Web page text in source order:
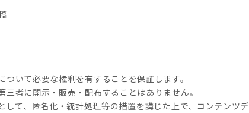
いて必要な権利を有することを保証します。
者に開示・販売・配布することはありません。
て、匿名化・統計処理等の措置を講じた上で、コンテンツデ